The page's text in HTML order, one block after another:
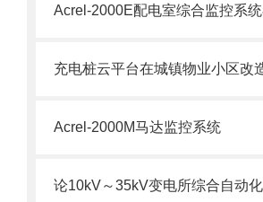
Acrel-2000M马达监控系统